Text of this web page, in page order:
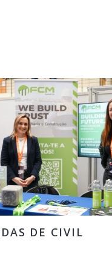
DE CIVIL